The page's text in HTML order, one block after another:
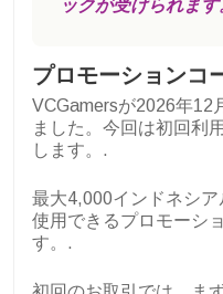
ックが受けられます
プロモーションコ
VCGamersが2026年12
ました。今回は初回利
します。.
最大4,000インドネシ
使用できるプロモーシ
す。.